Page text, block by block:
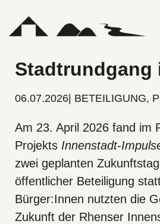
Leistungen
Projekte
Karriere
Aktuelles
Kontakt
Stadtrundgang
06.07.2026 BETEILIGUNG,
Am 23. April 2026 fand im
Projekts Innenstadt-
zwei geplanten
öffentlicher Beteiligung
Bürger:Innen nutzten die
Zukunft der Rhenser